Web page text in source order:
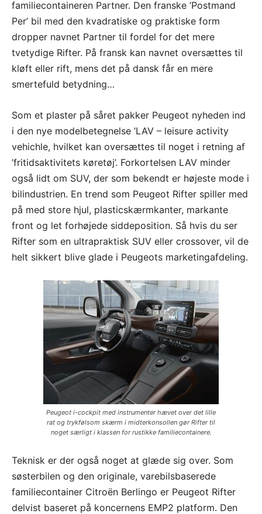
familiecontaineren Partner. Den franske ’Postmand
Per’ bil med den kvadratiske og praktiske form
dropper navnet Partner til fordel for det mere
tvetydige Rifter. På fransk kan navnet oversættes til
kløft eller rift, mens det på dansk får en mere
smertefuld betydning…
Som et plaster på såret pakker Peugeot nyheden ind
i den nye modelbetegnelse ’LAV – leisure activity
vehichle, hvilket kan oversættes til noget i retning af
’fritidsaktivitets køretøj’. Forkortelsen LAV minder
også lidt om SUV, der som bekendt er højeste mode i
bilindustrien. En trend som Peugeot Rifter spiller med
på med store hjul, plasticskærmkanter, markante
front og let forhøjede siddeposition. Så hvis du ser
Rifter som en ultrapraktisk SUV eller crossover, vil de
helt sikkert blive glade i Peugeots marketingafdeling.
Peugeot i-cockpit med instrumenter hævet over det lille
rat og trykfølsom skærm i midterkonsollen gør Rifter til
noget særligt i klassen for rustikke familiecontainere.
Teknisk er der også noget at glæde sig over. Som
søsterbilen og den originale, varebilsbaserede
familiecontainer Citroën Berlingo er Peugeot Rifter
delvist baseret på koncernens EMP2 platform. Den